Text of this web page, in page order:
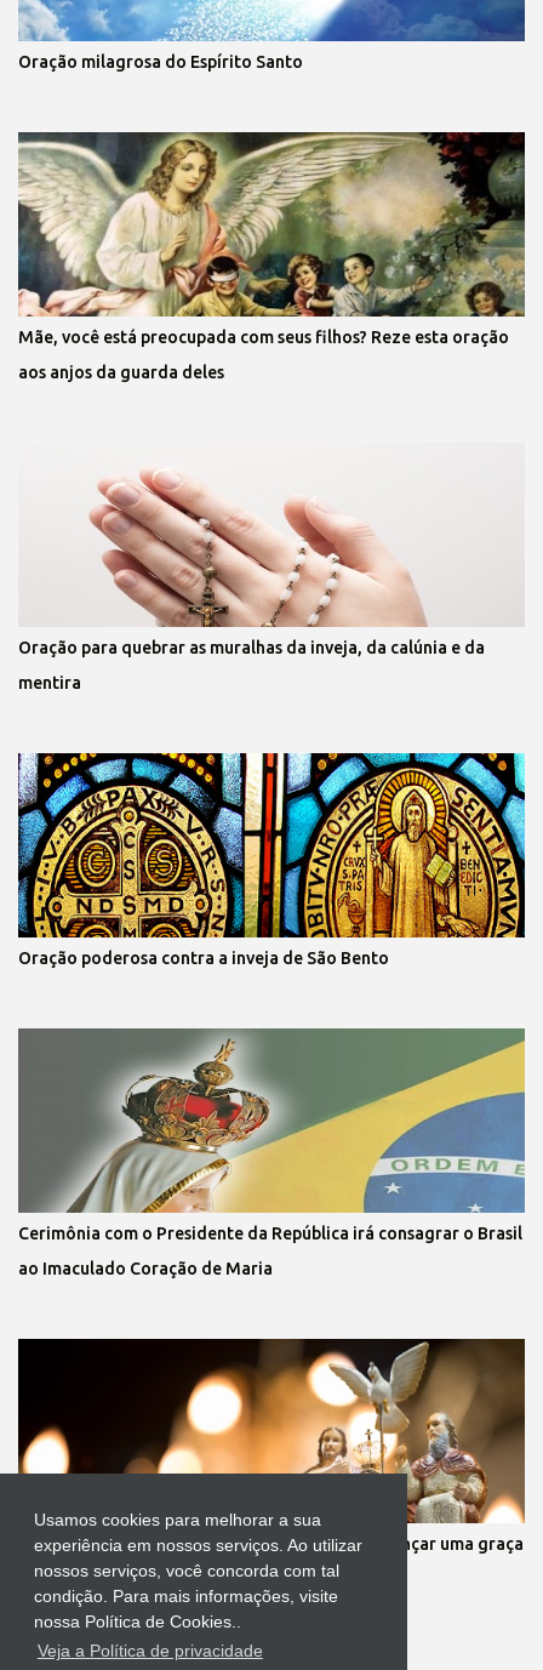
Usamos cookies para melhorar a sua
experiência em nossos serviços. Ao utilizar
nossos serviços, você concorda com tal
condição. Para mais informações, visite
nossa Política de Cookies..
Veja a Política de privacidade
Oração milagrosa do Espírito Santo
Mãe, você está preocupada com seus filhos? Reze esta oração
aos anjos da guarda deles
Oração para quebrar as muralhas da inveja, da calúnia e da
mentira
Oração poderosa contra a inveja de São Bento
Cerimônia com o Presidente da República irá consagrar o Brasil
ao Imaculado Coração de Maria
Oração a infalível ao Divino Pai Eterno para alcançar uma graça
Tecnologia do Blogger